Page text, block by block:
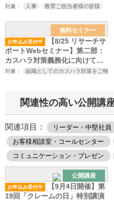
対象： 人事 教育ご担当者様の皆様
無料セミナー
お申込み受付中
【8/25 リサーチサ
ポートWebセミナー】第二部：
カスハラ対策義務化に向けてや
っておくべきこと～厚生労働省
据えたカスハラ対策セミナー～
対象： 組織としてのカスハラ対策をご検討
関連性の高い公開講
関連項目： リーダー・中堅社員
お客様相談室・コールセンター
コミュニケーション・プレゼン
公開講座
お申込み受付中
【9月4日開催】第
19回「クレームの日」特別講演